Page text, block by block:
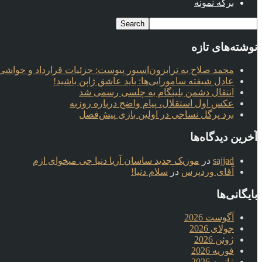
برگه نمونه
نوشته‌های تازه
محمد صلاح به ترابزون‌اسپور پیوست: جزئیات قرارداد و حواشی
عادل شیفته سامورایی‌ها: باید عاشق ژاپن باشید!
انتقال دشمن بلینگام به چلسی رسمی شد
عکس اول استقلال، پیام واضح درباره روزبه
برد پرگل نساجی در اولین بازی پیش‌فصل
آخرین دیدگاه‌ها
sajjad در موزیک جدید ساسان آریا دنیا چی میخوای ازم
آقای وردپرس در سلام دنیا!
بایگانی‌ها
آگوست 2026
جولای 2026
ژوئن 2026
فوریه 2026